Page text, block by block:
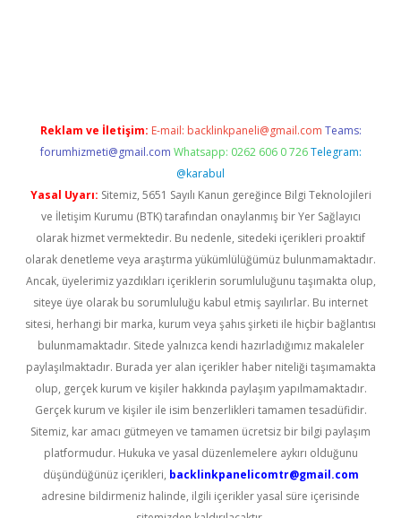
Reklam ve İletişim: E-mail: backlinkpaneli@gmail.com Teams:
forumhizmeti@gmail.com Whatsapp: 0262 606 0 726 Telegram:
@karabul
Yasal Uyarı: Sitemiz, 5651 Sayılı Kanun gereğince Bilgi Teknolojileri
ve İletişim Kurumu (BTK) tarafından onaylanmış bir Yer Sağlayıcı
olarak hizmet vermektedir. Bu nedenle, sitedeki içerikleri proaktif
olarak denetleme veya araştırma yükümlülüğümüz bulunmamaktadır.
Ancak, üyelerimiz yazdıkları içeriklerin sorumluluğunu taşımakta olup,
siteye üye olarak bu sorumluluğu kabul etmiş sayılırlar. Bu internet
sitesi, herhangi bir marka, kurum veya şahıs şirketi ile hiçbir bağlantısı
bulunmamaktadır. Sitede yalnızca kendi hazırladığımız makaleler
paylaşılmaktadır. Burada yer alan içerikler haber niteliği taşımamakta
olup, gerçek kurum ve kişiler hakkında paylaşım yapılmamaktadır.
Gerçek kurum ve kişiler ile isim benzerlikleri tamamen tesadüfidir.
Sitemiz, kar amacı gütmeyen ve tamamen ücretsiz bir bilgi paylaşım
platformudur. Hukuka ve yasal düzenlemelere aykırı olduğunu
düşündüğünüz içerikleri, backlinkpanelicomtr@gmail.com
adresine bildirmeniz halinde, ilgili içerikler yasal süre içerisinde